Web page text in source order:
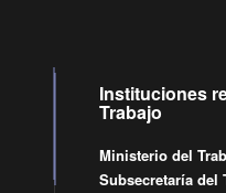
Instituciones
Trabajo
Ministerio del
Subsecretaría del